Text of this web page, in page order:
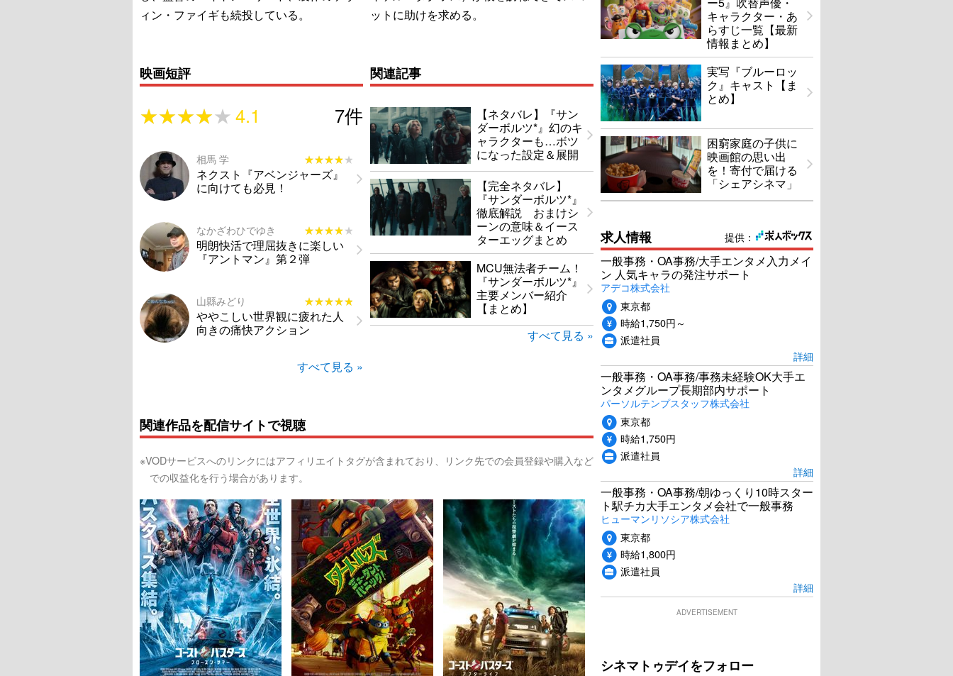
ィン・ファイギも続投している。
ットに助けを求める。
映画短評
★★★★★
★★★★★4.1 7件
相馬 学 ★★★★★
★★★★★
ネクスト『アベンジャーズ』
に向けても必見！
なかざわひでゆき ★★★★★
★★★★★
明朗快活で理屈抜きに楽しい
『アントマン』第２弾
山縣みどり ★★★★★
★★★★★
ややこしい世界観に疲れた人
向きの痛快アクション
すべて見る »
関連記事
【ネタバレ】『サン
ダーボルツ*』幻のキ
ャラクターも…ボツ
になった設定＆展開
【完全ネタバレ】
『サンダーボルツ*』
徹底解説 おまけシ
ーンの意味＆イース
ターエッグまとめ
MCU無法者チーム！
『サンダーボルツ*』
主要メンバー紹介
【まとめ】
すべて見る »
関連作品を配信サイトで視聴
※VODサービスへのリンクにはアフィリエイトタグが含まれており、リンク先での会員登録や購入など
での収益化を行う場合があります。
キャラクター・あ
らすじ一覧【最新
情報まとめ】
実写『ブルーロッ
ク』キャスト【ま
とめ】
困窮家庭の子供に
映画館の思い出
を！寄付で届ける
「シェアシネマ」
提供：
求人情報
一般事務・OA事務/大手エンタメ入力メイ
ン 人気キャラの発注サポート
アデコ株式会社
東京都
時給1,750円～
派遣社員
詳細
一般事務・OA事務/事務未経験OK大手エ
ンタメグループ長期部内サポート
パーソルテンプスタッフ株式会社
東京都
時給1,750円
派遣社員
詳細
一般事務・OA事務/朝ゆっくり10時スター
ト駅チカ大手エンタメ会社で一般事務
ヒューマンリソシア株式会社
東京都
時給1,800円
派遣社員
詳細
ADVERTISEMENT
シネマトゥデイをフォロー